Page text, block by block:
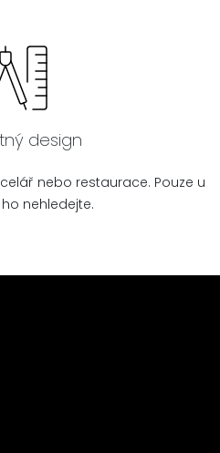
design
nebo restaurace. Pouze u
nehledejte.